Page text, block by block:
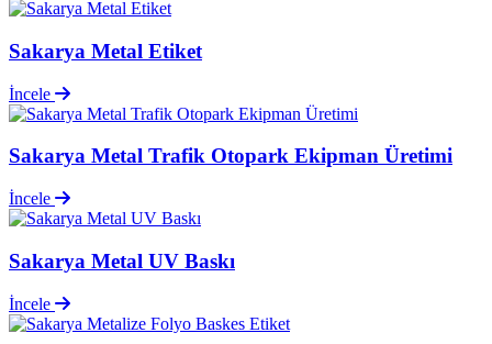
Sakarya Metal Etiket
İncele
Sakarya Metal Trafik Otopark Ekipman Üretimi
İncele
Sakarya Metal UV Baskı
İncele